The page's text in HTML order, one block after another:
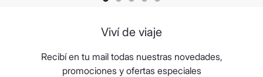
Viví de viaje
Recibí en tu mail todas nuestras novedades,
promociones y ofertas especiales